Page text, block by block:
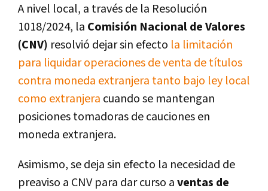
A nivel local, a través de la Resolución
1018/2024, la Comisión Nacional de Valores
(CNV) resolvió dejar sin efecto la limitación
para liquidar operaciones de venta de títulos
contra moneda extranjera tanto bajo ley local
como extranjera cuando se mantengan
posiciones tomadoras de cauciones en
moneda extranjera.
Asimismo, se deja sin efecto la necesidad de
preaviso a CNV para dar curso aventas de